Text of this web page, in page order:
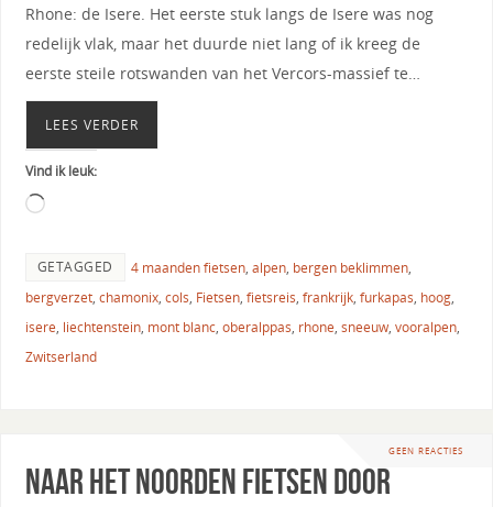
Rhone: de Isere. Het eerste stuk langs de Isere was nog
redelijk vlak, maar het duurde niet lang of ik kreeg de
eerste steile rotswanden van het Vercors-massief te…
LEES VERDER
Vind ik leuk:
GETAGGED 4 maanden fietsen, alpen, bergen beklimmen,
bergverzet, chamonix, cols, Fietsen, fietsreis, frankrijk, furkapas, hoog,
isere, liechtenstein, mont blanc, oberalppas, rhone, sneeuw, vooralpen,
Zwitserland
GEEN REACTIES
Naar het noorden fietsen door